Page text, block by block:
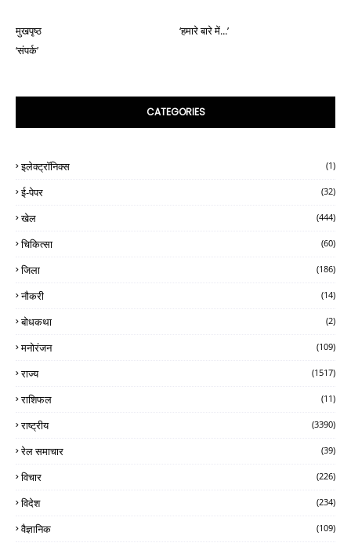
मुखपृष्ठ
‘हमारे बारे में...’
‘संपर्क’
CATEGORIES
इलेक्ट्रॉनिक्स (1)
ई-पेपर (32)
खेल (444)
चिकित्सा (60)
जिला (186)
नौकरी (14)
बोधकथा (2)
मनोरंजन (109)
राज्य (1517)
राशिफल (11)
राष्ट्रीय (3390)
रेल समाचार (39)
विचार (226)
विदेश (234)
वैज्ञानिक (109)